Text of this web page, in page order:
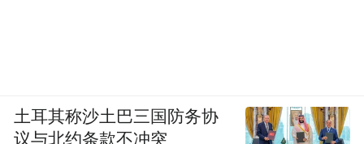
土耳其称沙土巴三国防务协
议与北约条款不冲突